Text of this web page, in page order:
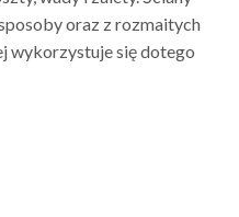
oraz z rozmaitych
wykorzystuje się dotego